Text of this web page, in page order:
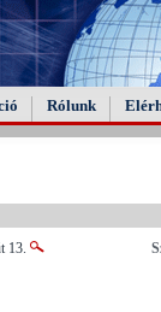
Rólunk
13.